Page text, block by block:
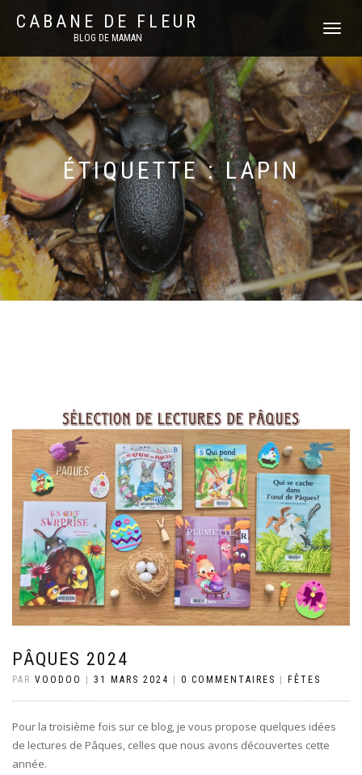
CABANE DE FLEUR
BLOG DE MAMAN
DÉPLIER
ÉTIQUETTE :LAPIN
PÂQUES 2024
PAR VOODOO | 31 MARS 2024 | 0 COMMENTAIRES | FÊTES
Pour la troisième fois sur ce blog, je vous propose quelques idées
de lectures de Pâques, celles que nous avons découvertes cette
année.